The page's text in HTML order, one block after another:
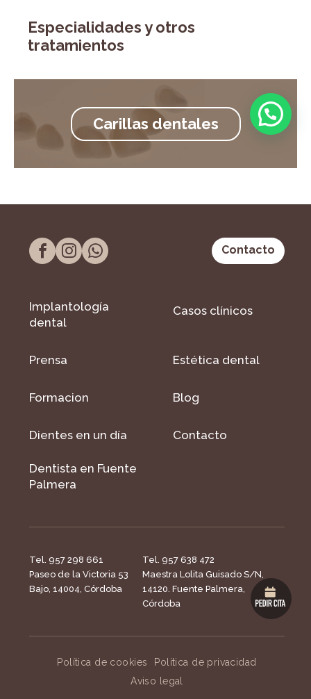
Especialidades y otros
tratamientos
Carillas dentales
Contacto
Implantología
dental
Casos clínicos
Prensa Estética dental
Formacion Blog
Dientes en un día Contacto
Dentista en Fuente
Palmera
Tel. 957 298 661
Paseo de la Victoria 53
Bajo, 14004, Córdoba
Tel. 957 638 472
Maestra Lolita Guisado S/N,
14120. Fuente Palmera,
Córdoba
Política de cookies
Política de privacidad
Aviso legal